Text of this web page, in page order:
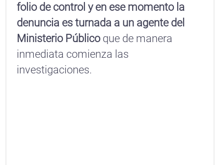
folio de control y en ese momento la
denuncia es turnada a un agente del
Ministerio Públicoque de manera
inmediata comienza las
investigaciones.